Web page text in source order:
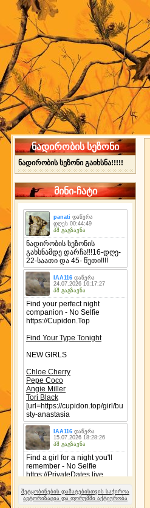
ნადირობის სეზონი
ნადირობის სეზონი გაიხსნა!!!!!
მინი-ჩატი
შეტყობინების დამატებისთვის საჭიროა
ავტორიზაცია და ფორუმში აქტიურობა